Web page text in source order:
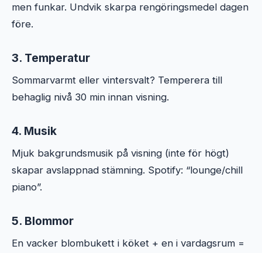
men funkar. Undvik skarpa rengöringsmedel dagen
före.
3. Temperatur
Sommarvarmt eller vintersvalt? Temperera till
behaglig nivå 30 min innan visning.
4. Musik
Mjuk bakgrundsmusik på visning (inte för högt)
skapar avslappnad stämning. Spotify: “lounge/chill
piano”.
5. Blommor
En vacker blombukett i köket + en i vardagsrum =